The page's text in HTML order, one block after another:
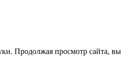
Продолжая просмотр сайта, вы